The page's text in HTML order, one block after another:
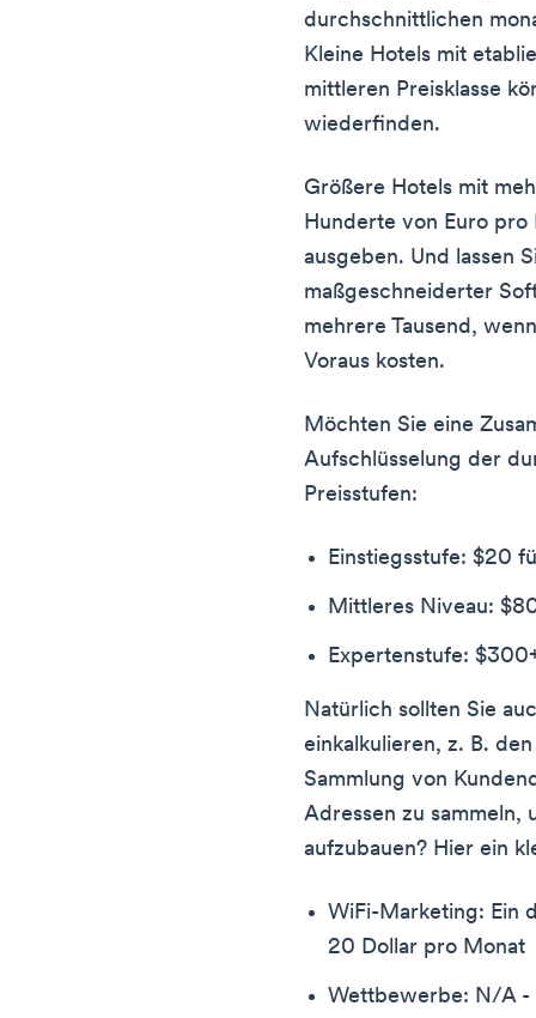
durchschnittlichen
Kleine Hotels mit
mittleren Preisklasse
wiederfinden.
Größere Hotels mit
Hunderte von Euro
ausgeben. Und lassen
maßgeschneiderter
mehrere Tausend,
Voraus kosten.
Möchten Sie eine
Aufschlüsselung der
Preisstufen:
Einstiegsstufe: $20
Mittleres Niveau:
Expertenstufe:
Natürlich sollten Sie
einkalkulieren, z. B.
Sammlung von
Adressen zu sammeln,
aufzubauen? Hier ein
WiFi-Marketing: Ein
20 Dollar pro Monat
Wettbewerbe: N/A -